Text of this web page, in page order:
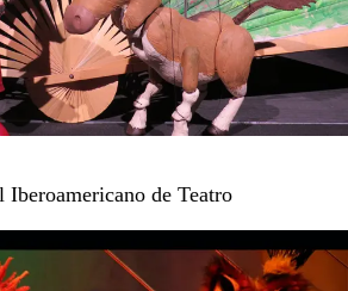
Iberoamericano de Teatro